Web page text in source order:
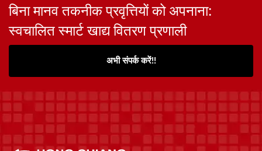
बिना मानव तकनीक प्रवृत्तियों को अपनाना:
स्वचालित स्मार्ट खाद्य वितरण प्रणाली
अभी संपर्क करें!!